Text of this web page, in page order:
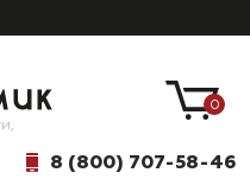
8 (800) 707-58-46
0